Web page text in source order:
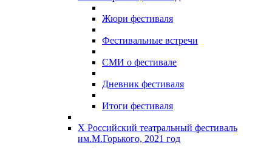
Жюри фестиваля
Фестивальные встречи
СМИ о фестивале
Дневник фестиваля
Итоги фестиваля
X Российский театральный фестиваль
им.М.Горького, 2021 год